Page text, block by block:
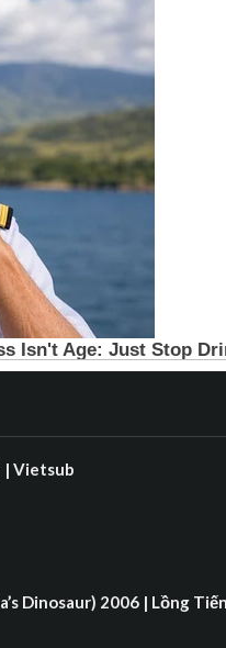
một cách dễ dàng nhưng rồi
vong lớn. Nhờ vào hỏa
gần hết lính Nhật trên đảo.
cầm cự, quân Nhật dưới
đạn dược. Ông đã chỉ huy
do pháo binh Mỹ. Sĩ quan
tuyến. Kuribayashi ra lệnh
kiếm lên, Fujita bị lính Mỹ bắn
Saigo xuất hiện. Trước
lệnh Saigo chôn cất ông để
Kazunari Ninomiya, Ken
Clint Eastwood
2006
Japan
| Vietsub
Dinosaur) 2006 | Lồng